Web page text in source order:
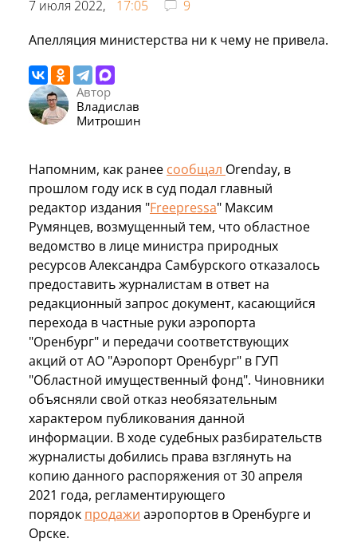
7 июля 2022, 17:05
9
Апелляция министерства ни к чему не привела.
Автор
Владислав
Митрошин
Напомним, как ранее сообщал Orenday, в
прошлом году иск в суд подал главный
редактор издания "Freepressa" Максим
Румянцев, возмущенный тем, что областное
ведомство в лице министра природных
ресурсов Александра Самбурского отказалось
предоставить журналистам в ответ на
редакционный запрос документ, касающийся
перехода в частные руки аэропорта
"Оренбург" и передачи соответствующих
акций от АО "Аэропорт Оренбург" в ГУП
"Областной имущественный фонд". Чиновники
объясняли свой отказ необязательным
характером публикования данной
информации. В ходе судебных разбирательств
журналисты добились права взглянуть на
копию данного распоряжения от 30 апреля
2021 года, регламентирующего
порядок продажи аэропортов в Оренбурге и
Орске.